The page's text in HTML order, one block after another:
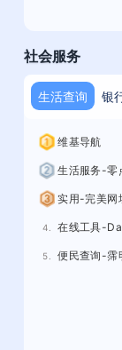
社会服务
生活查询 银
维基导航
生活服务-零
实用-完美网
4. 在线工具-
5. 便民查询-霈